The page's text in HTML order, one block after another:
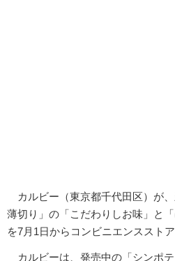
カルビー（東京都千代田区）が
薄切り」の「こだわりしお味」と
を7月1日からコンビニエンススト
カルビーは、発売中の「シンポテ